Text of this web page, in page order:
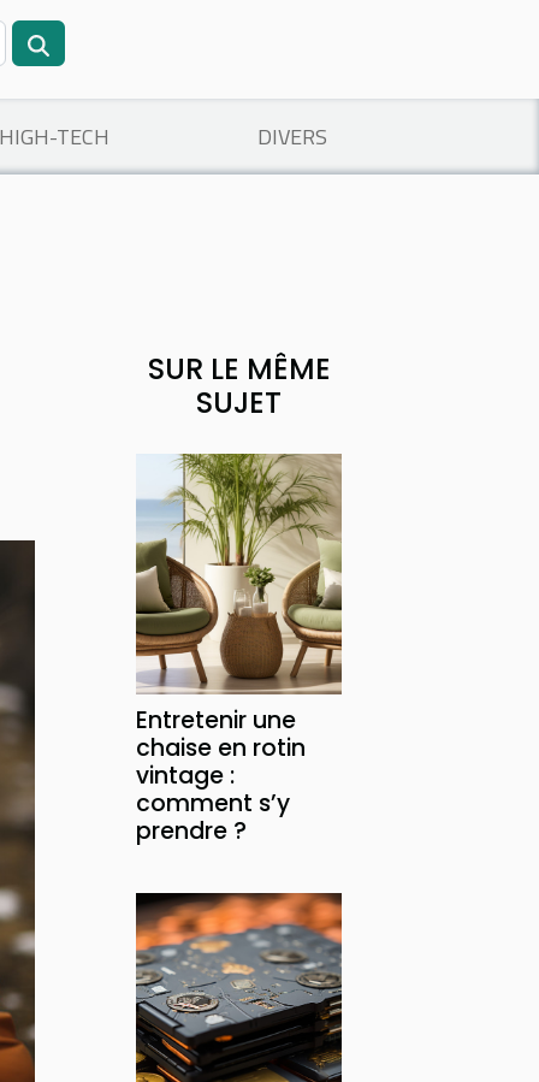
TECH DIVERS
SUR LE MÊME
SUJET
Entretenir une
chaise en rotin
vintage :
comment s’y
prendre ?